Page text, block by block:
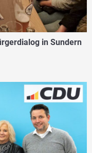
in Sundern